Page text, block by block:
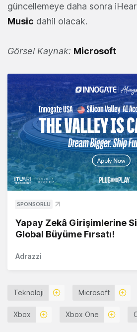
güncellemeye daha sonra
Music dahil olacak.
Görsel Kaynak: Microsoft
SPONSORLU
Yapay Zekâ Girişimlerine
Global Büyüme Fırsatı!
Adrazzi
Teknoloji Microsoft
Xbox Xbox One